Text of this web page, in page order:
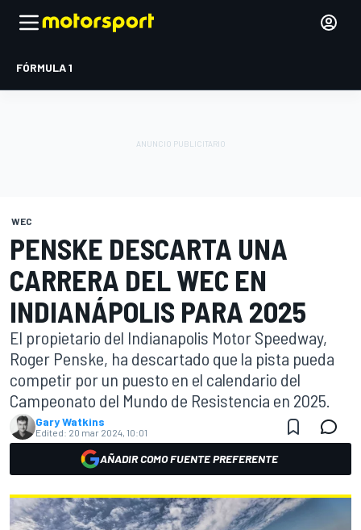
FÓRMULA 1
WEC
PENSKE DESCARTA UNA
CARRERA DEL WEC EN
INDIANÁPOLIS PARA 2025
El propietario del Indianapolis Motor Speedway,
Roger Penske, ha descartado que la pista pueda
competir por un puesto en el calendario del
Campeonato del Mundo de Resistencia en 2025.
Gary Watkins
Edited: 20 mar 2024, 10:01
AÑADIR COMO FUENTE PREFERENTE